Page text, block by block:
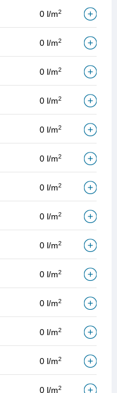
0 l/m2
0 l/m2
0 l/m2
0 l/m2
0 l/m2
0 l/m2
0 l/m2
0 l/m2
0 l/m2
0 l/m2
0 l/m2
0 l/m2
0 l/m2
0 l/m2